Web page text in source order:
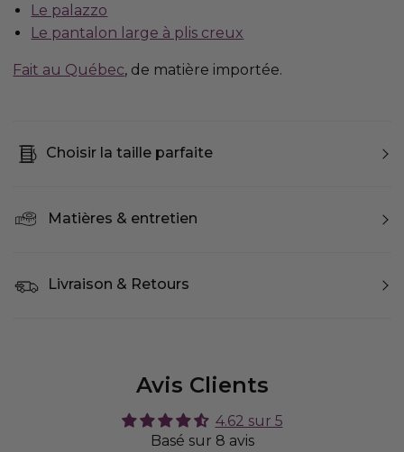
Le palazzo
Le pantalon large à plis creux
Fait au Québec, de matière importée.
Choisir la taille parfaite
Matières & entretien
Livraison & Retours
Avis Clients
4.62 sur 5
Basé sur 8 avis